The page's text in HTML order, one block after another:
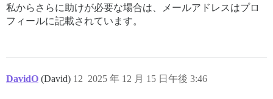
私からさらに助けが必要な場合は、メールアドレスはプロ
フィールに記載されています。
DavidO (David) 2025 年 12 月 15 日午後 3:46
12